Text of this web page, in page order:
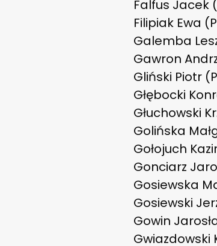
Falfus Jacek
Filipiak Ewa
Galemba
Gawron
Gliński Piotr
Głębocki
Głuchowski
Golińska
Gołojuch
Gonciarz
Gosiewska
Gosiewski
Gowin
Gwiazdowski